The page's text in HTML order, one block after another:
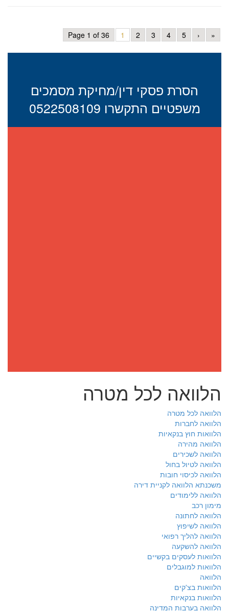
Page 1 of 36 1 2 3 4 5 › »
הסרת פסקי דין/מחיקת מסמכים
משפטיים התקשרו 0522508109
הלוואה לכל מטרה
הלוואה לכל מטרה
הלוואה לחברות
הלוואות חוץ בנקאיות
הלוואה מהירה
הלוואה לשכירים
הלוואה לטיול בחול
הלוואה לכיסוי חובות
משכנתא הלוואה לקניית דירה
הלוואה ללימודים
מימון רכב
הלוואה לחתונה
הלוואה לשיפוץ
הלוואה להליך רפואי
הלוואה להשקעה
הלוואות לעסקים בקשיים
הלוואות למוגבלים
הלוואה
הלוואות בצ'קים
הלוואות בנקאיות
הלוואה בערבות המדינה